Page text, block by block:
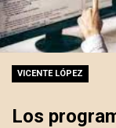
VICENTE LÓPEZ
Los